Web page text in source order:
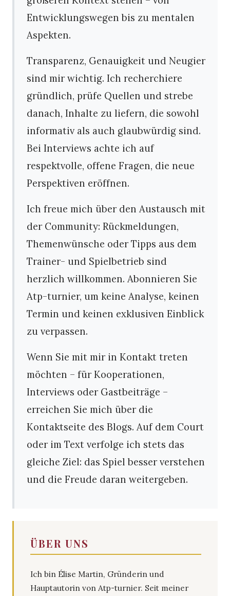
Entwicklungswegen bis zu mentalen
Aspekten.
Transparenz, Genauigkeit und Neugier
sind mir wichtig. Ich recherchiere
gründlich, prüfe Quellen und strebe
danach, Inhalte zu liefern, die sowohl
informativ als auch glaubwürdig sind.
Bei Interviews achte ich auf
respektvolle, offene Fragen, die neue
Perspektiven eröffnen.
Ich freue mich über den Austausch mit
der Community: Rückmeldungen,
Themenwünsche oder Tipps aus dem
Trainer- und Spielbetrieb sind
herzlich willkommen. Abonnieren Sie
Atp-turnier, um keine Analyse, keinen
Termin und keinen exklusiven Einblick
zu verpassen.
Wenn Sie mit mir in Kontakt treten
möchten – für Kooperationen,
Interviews oder Gastbeiträge –
erreichen Sie mich über die
Kontaktseite des Blogs. Auf dem Court
oder im Text verfolge ich stets das
gleiche Ziel: das Spiel besser verstehen
und die Freude daran weitergeben.
ÜBER UNS
Ich bin Élise Martin, Gründerin und
Hauptautorin von Atp-turnier. Seit meiner